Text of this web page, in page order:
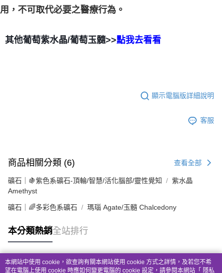
用，不可取代必要之醫療行為。
其他葡萄紫水晶/葡萄玉髓>>點我去看看
顯示電腦版詳細說明
客服
商品相關分類 (6) 查看全部
礦石｜🍇紫色系礦石-頂輪/智慧/活化腦部/靈性覺知
紫水晶
Amethyst
礦石｜🌈多彩色系礦石 瑪瑙 Agate/玉髓 Chalcedony
本分類熱銷全站排行
熱門標籤
本網站中使用 cookie，欲查詢有關本網站使用 cookie 方式之詳情，及若您不希
望在電腦上使用 cookie 時應如何變更電腦的 cookie 設定，請參閱本網站「 隱私